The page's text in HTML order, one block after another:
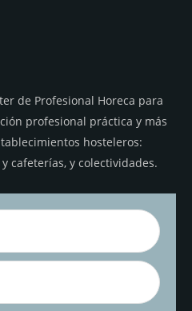
de Profesional Horeca para
profesional práctica y más
hosteleros:
cafeterías, y colectividades.